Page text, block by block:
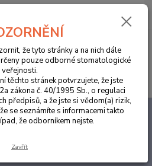
Menu
Hledat
0,00 Kč
plastové 100ks bílá
že tyto stránky a na nich dále
pouze odborné stomatologické
veřejnosti.
těchto stránek potvrzujete, že jste
zákona č. 40/1995 Sb., o regulaci
předpisů, a že jste si vědom(a) rizik,
se seznámíte s informacemi takto
že odborníkem nejste.
Zavřít